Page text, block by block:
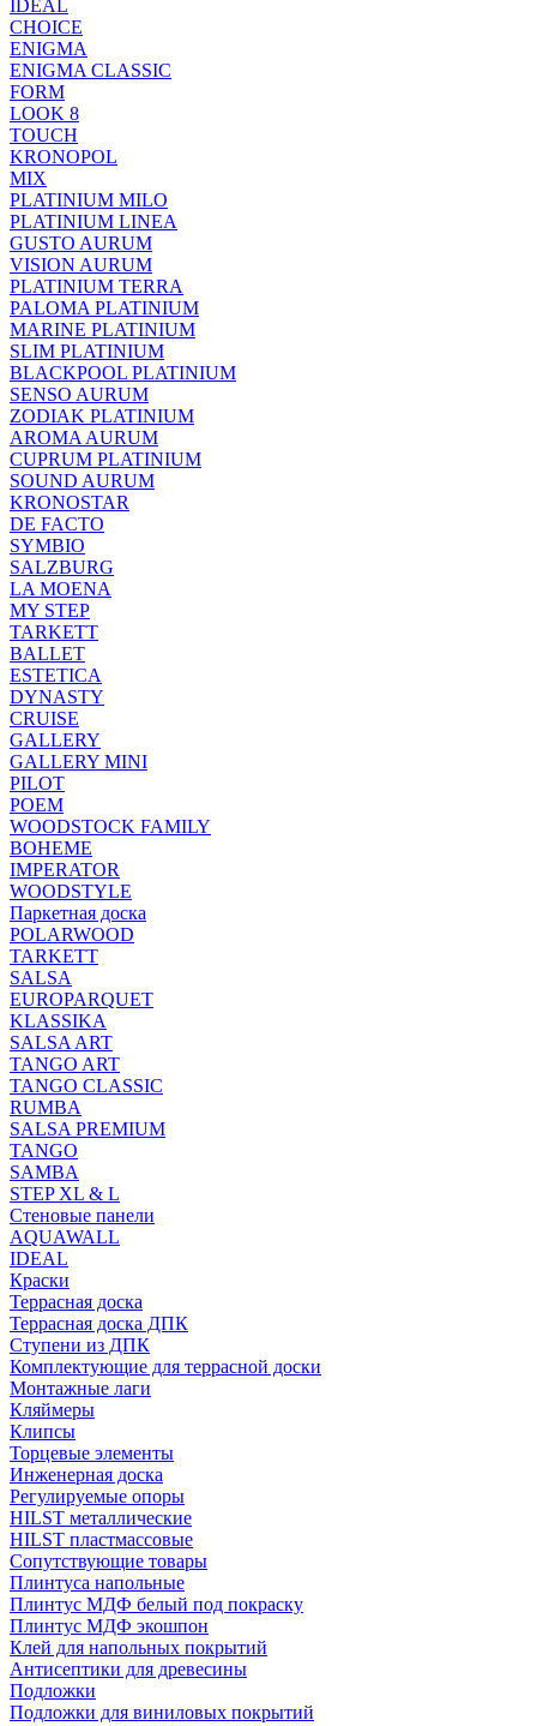
IDEAL
CHOICE
ENIGMA
ENIGMA CLASSIC
FORM
LOOK 8
TOUCH
KRONOPOL
MIX
PLATINIUM MILO
PLATINIUM LINEA
GUSTO AURUM
VISION AURUM
PLATINIUM TERRA
PALOMA PLATINIUM
MARINE PLATINIUM
SLIM PLATINIUM
BLACKPOOL PLATINIUM
SENSO AURUM
ZODIAK PLATINIUM
AROMA AURUM
CUPRUM PLATINIUM
SOUND AURUM
KRONOSTAR
DE FACTO
SYMBIO
SALZBURG
LA MOENA
MY STEP
TARKETT
BALLET
ESTETICA
DYNASTY
CRUISE
GALLERY
GALLERY MINI
PILOT
POEM
WOODSTOCK FAMILY
BOHEME
IMPERATOR
WOODSTYLE
Паркетная доска
POLARWOOD
TARKETT
SALSA
EUROPARQUET
KLASSIKA
SALSA ART
TANGO ART
TANGO CLASSIC
RUMBA
SALSA PREMIUM
TANGO
SAMBA
STEP XL & L
Стеновые панели
AQUAWALL
IDEAL
Краски
Террасная доска
Террасная доска ДПК
Ступени из ДПК
Комплектующие для террасной доски
Монтажные лаги
Кляймеры
Клипсы
Торцевые элементы
Инженерная доска
Регулируемые опоры
HILST металлические
HILST пластмассовые
Сопутствующие товары
Плинтуса напольные
Плинтус МДФ белый под покраску
Плинтус МДФ экошпон
Клей для напольных покрытий
Антисептики для древесины
Подложки
Подложки для виниловых покрытий